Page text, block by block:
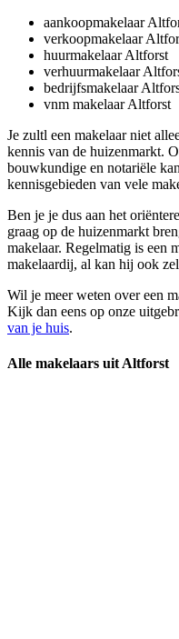
aankoopmakelaar
verkoopmakelaar
huurmakelaar Altforst
verhuurmakelaar
bedrijfsmakelaar
vnm makelaar Altforst
Je zultl een makelaar niet
kennis van de huizenmarkt.
bouwkundige en notariële
kennisgebieden van vele
Ben je je dus aan het
graag op de huizenmarkt
makelaar. Regelmatig is een
makelaardij, al kan hij ook
Wil je meer weten over een
Kijk dan eens op onze
van je huis.
Alle makelaars uit Altforst